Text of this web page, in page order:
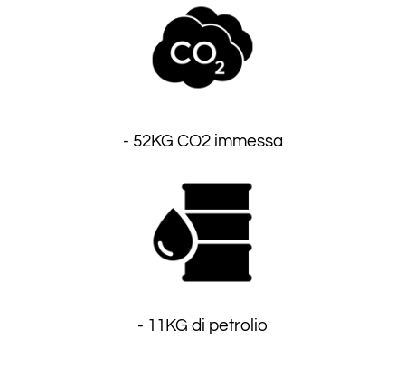
- 52KG CO2 immessa
- 11KG di petrolio